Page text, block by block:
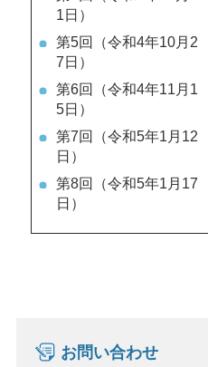
1日）
第5回（令和4年10月2
7日）
第6回（令和4年11月1
5日）
第7回（令和5年1月12
日）
第8回（令和5年1月17
日）
お問い合わせ